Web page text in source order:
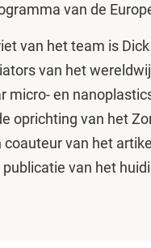
van de
van het team is
van het
micro- en
oprichting van het
van het
van het